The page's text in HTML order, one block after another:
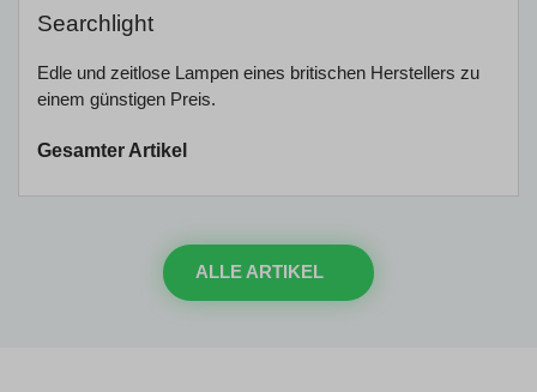
Searchlight
Edle und zeitlose Lampen eines britischen Herstellers zu
einem günstigen Preis.
Gesamter Artikel
ALLE ARTIKEL